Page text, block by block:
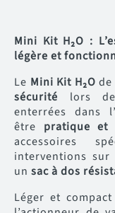
Mini Kit H₂O :
légère et
Le Mini Kit H₂O
sécurité lors
enterrées dans
être pratique et
accessoires
interventions
un sac à dos
Léger et